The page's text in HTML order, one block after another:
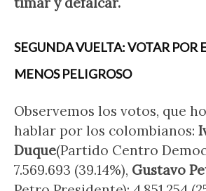
SEGUNDA VUELTA: VOTAR POR
MENOS PELIGROSO
Observemos los votos, que
hablar por los colombianos:
Duque(Partido Centro
7.569.693 (39.14%), Gustavo